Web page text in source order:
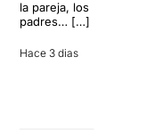
la pareja, los
padres… […]
Hace 3 dias